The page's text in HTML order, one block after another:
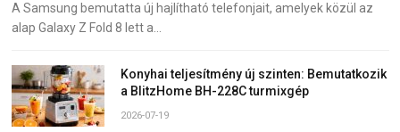
A Samsung bemutatta új hajlítható telefonjait, amelyek közül az
alap Galaxy Z Fold 8 lett a…
Konyhai teljesítmény új szinten: Bemutatkozik
a BlitzHome BH-228C turmixgép
2026-07-19